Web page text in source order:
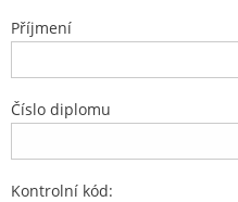
Příjmení
Číslo diplomu
Kontrolní kód: